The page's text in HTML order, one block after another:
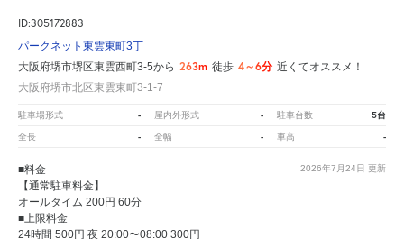
ID:305172883
パークネット東雲東町3丁
大阪府堺市堺区東雲西町3-5から 263m 徒歩 4～6分 近くてオススメ！
大阪府堺市北区東雲東町3-1-7
駐車場形式 - 屋内外形式 - 駐車台数 5台
全長 - 全幅 - 車高 -
2026年7月24日 更新
■料金
【通常駐車料金】
オールタイム 200円 60分
■上限料金
24時間 500円 夜 20:00〜08:00 300円